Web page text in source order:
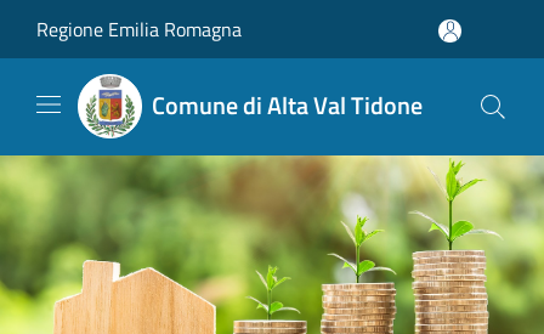
Regione Emilia Romagna
Comune di Alta Val Tidone